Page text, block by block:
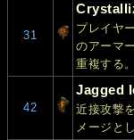
31
プレイヤ
のアーマ
重複する。
42
Jagged
近接攻撃
メージと